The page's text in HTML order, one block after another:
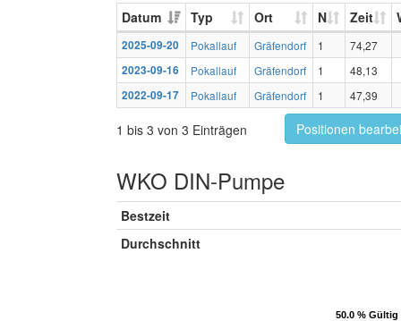
Datum Typ Ort N Zeit
2025-09-20 Pokallauf Gräfendorf 1
74,27
2023-09-16
Pokallauf Gräfendorf 1
48,13
2022-09-17
Pokallauf Gräfendorf 1 47,39
1 bis 3 von 3 Einträgen Positionen
WKO DIN-Pumpe
Bestzeit
Durchschnitt
50.0 % Gültig
50.0 % Gültig